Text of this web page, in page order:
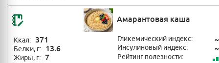
Амарантовая каша
Ккал: 371
Белки, г: 13.6
Жиры, г: 7
Гликемический индекс: ~
Инсулиновый индекс: ~
Рейтинг полезности: